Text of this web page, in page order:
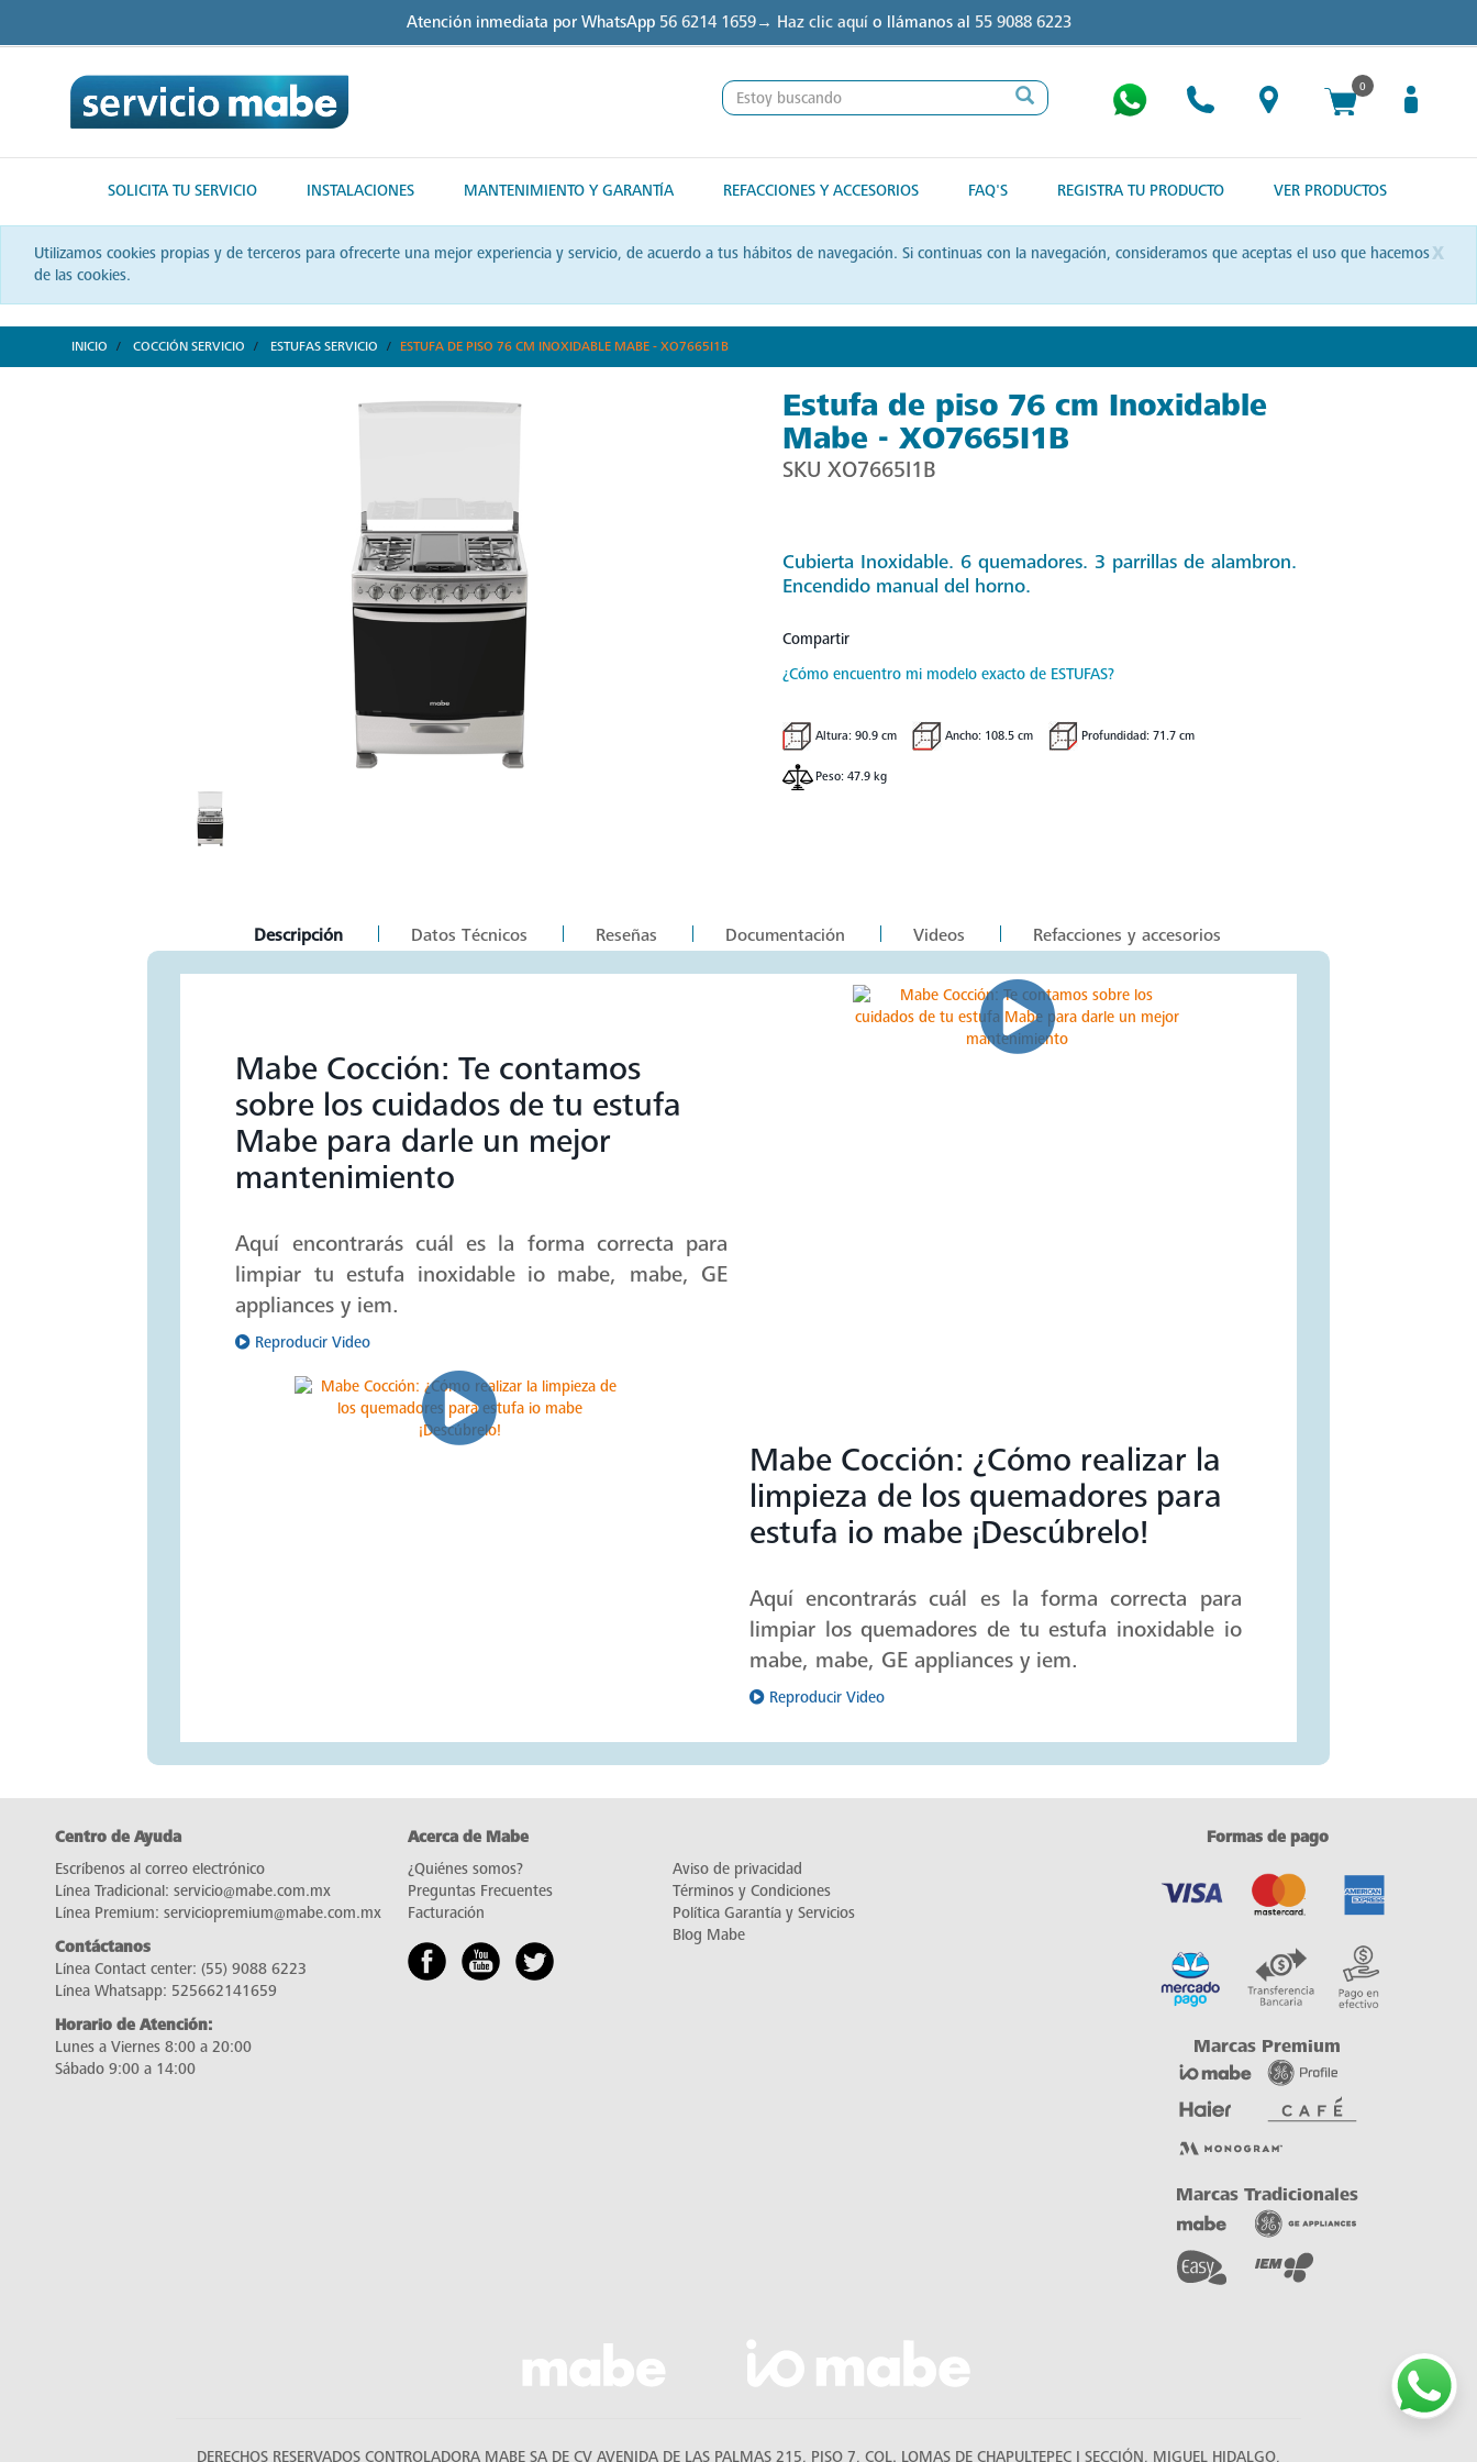
Atención inmediata por WhatsApp 56 6214 1659→ Haz clic aquío llámanos al 55 9088 6223
0
SOLICITA TU SERVICIO INSTALACIONES MANTENIMIENTO Y GARANTÍA REFACCIONES Y ACCESORIOS FAQ'S REGISTRA TU PRODUCTO VER PRODUCTOS
x
Utilizamos cookies propias y de terceros para ofrecerte una mejor experiencia y servicio, de acuerdo a tus hábitos de navegación. Si continuas con la navegación, consideramos que aceptas el uso que hacemos
de las cookies.
INICIO COCCIÓN SERVICIO ESTUFAS SERVICIO ESTUFA DE PISO 76 CM INOXIDABLE MABE - XO7665I1B
Estufa de piso 76 cm Inoxidable
Mabe - XO7665I1B
SKU XO7665I1B
Cubierta Inoxidable. 6 quemadores. 3 parrillas de alambron.
Encendido manual del horno.
Compartir
¿Cómo encuentro mi modelo exacto de ESTUFAS?
Altura: 90.9 cm Ancho: 108.5 cm Profundidad: 71.7 cm
Peso: 47.9 kg
current
Descripción Datos Técnicos Reseñas Documentación Videos Refacciones y accesorios
Mabe Cocción: Te contamos
sobre los cuidados de tu estufa
Mabe para darle un mejor
mantenimiento
Aquí encontrarás cuál es la forma correcta para
limpiar tu estufa inoxidable io mabe, mabe, GE
appliances y iem.
Reproducir Video
Mabe Cocción: ¿Cómo realizar la
limpieza de los quemadores para
estufa io mabe ¡Descúbrelo!
Aquí encontrarás cuál es la forma correcta para
limpiar los quemadores de tu estufa inoxidable io
mabe, mabe, GE appliances y iem.
Reproducir Video
Centro de Ayuda
Escríbenos al correo electrónico
Línea Tradicional: servicio@mabe.com.mx
Línea Premium: serviciopremium@mabe.com.mx
Contáctanos
Línea Contact center: (55) 9088 6223
Línea Whatsapp: 525662141659
Horario de Atención:
Lunes a Viernes 8:00 a 20:00
Sábado 9:00 a 14:00
Acerca de Mabe
¿Quiénes somos?
Preguntas Frecuentes
Facturación
Aviso de privacidad
Términos y Condiciones
Política Garantía y Servicios
Blog Mabe
Formas de pago
DERECHOS RESERVADOS CONTROLADORA MABE SA DE CV AVENIDA DE LAS PALMAS 215, PISO 7, COL. LOMAS DE CHAPULTEPEC I SECCIÓN, MIGUEL HIDALGO,